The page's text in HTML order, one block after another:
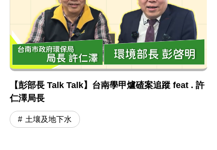
【彭部長 Talk Talk】台南學甲爐碴案追蹤 feat . 許
仁澤局長
土壤及地下水